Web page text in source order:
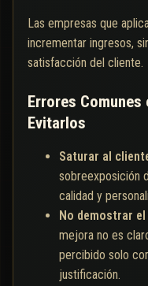
Las empresas que
incrementar ingresos,
satisfacción del cliente.
Errores Comunes
Evitarlos
Saturar al
sobreexposición
calidad y
No demostrar
mejora no es
percibido solo
justificación.